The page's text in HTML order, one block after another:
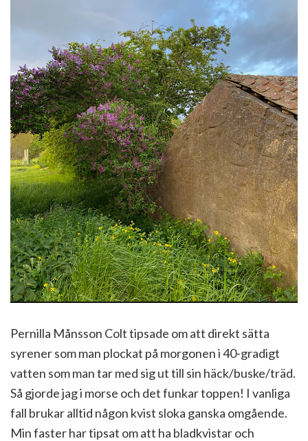
Pernilla Månsson Colt tipsade om att direkt sätta
syrener som man plockat på morgonen i 40-gradigt
vatten som man tar med sig ut till sin häck/buske/träd.
Så gjorde jag i morse och det funkar toppen! I vanliga
fall brukar alltid någon kvist sloka ganska omgående.
Min faster har tipsat om att ha bladkvistar och